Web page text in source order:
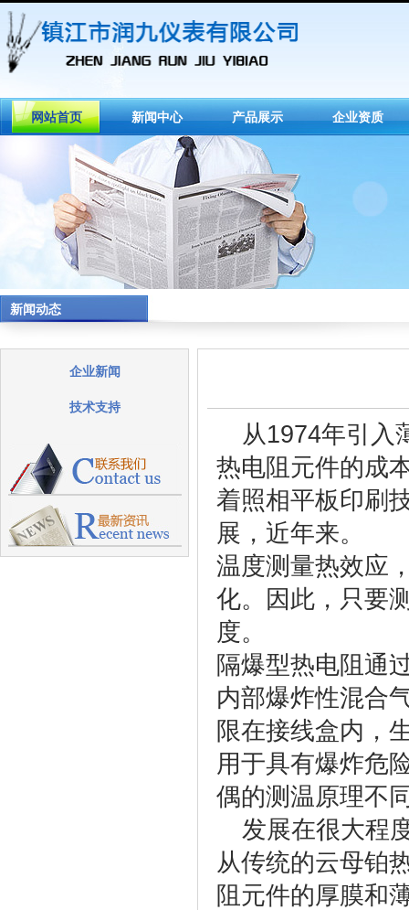
网站首页 新闻中心 产品展示 企业资质
新闻动态
企业新闻
技术支持
从1974年引入
热电阻元件的成
着照相平板印刷
展，近年来。
温度测量热效应
化。
因此，只要
度。
隔爆型热电阻通
内部爆炸性混合
限在接线盒内，
用于具有爆炸危
偶的测温原理不
发展在很大程
从传统的云母铂
阻元件的厚膜和